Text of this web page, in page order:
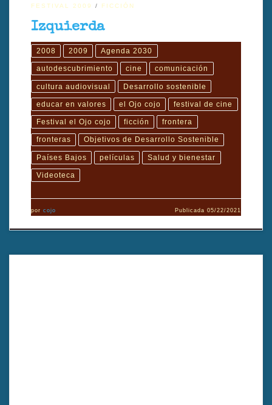
FESTIVAL 2009 FICCIÓN
Izquierda
2008 2009 Agenda 2030
autodescubrimiento cine comunicación
cultura audiovisual Desarrollo sostenible
educar en valores el Ojo cojo festival de cine
Festival el Ojo cojo ficción frontera
fronteras Objetivos de Desarrollo Sostenible
Países Bajos películas Salud y bienestar
Videoteca
por cojo Publicada05/22/2021